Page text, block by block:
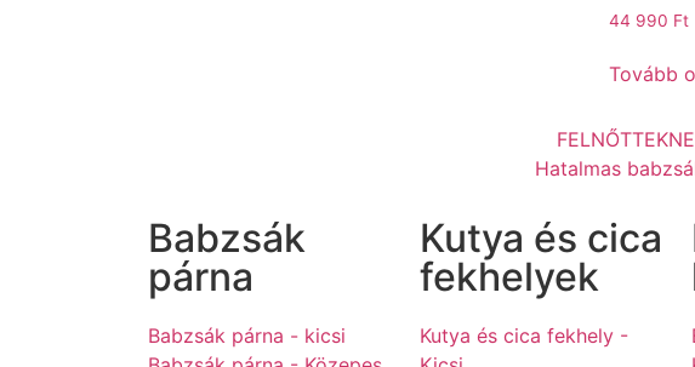
44 990 Ft
Tovább
Hatalmas
Babzsák
párna
Babzsák párna - kicsi
Kutya és cica
fekhelyek
Kutya és cica fekhely -